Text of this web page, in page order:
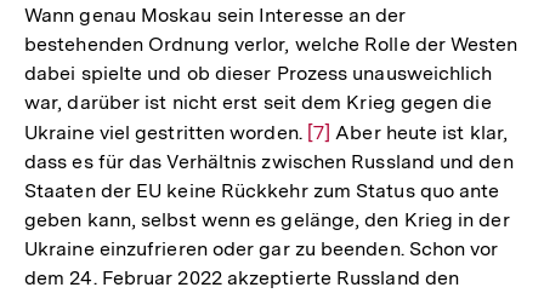
der
Fußnote
Wann genau Moskau sein Interesse an der
bestehenden Ordnung verlor, welche Rolle der Westen
dabei spielte und ob dieser Prozess unausweichlich
war, darüber ist nicht erst seit dem Krieg gegen die
Ukraine viel gestritten worden. Zur
Auflösung
der
Fußnote
[7] Aber heute ist klar,
dass es für das Verhältnis zwischen Russland und den
Staaten der EU keine Rückkehr zum Status quo ante
geben kann, selbst wenn es gelänge, den Krieg in der
Ukraine einzufrieren oder gar zu beenden. Schon vor
dem 24. Februar 2022 akzeptierte Russland den